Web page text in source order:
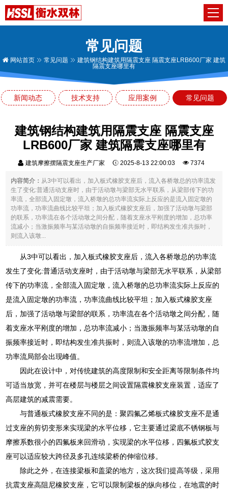
常见问题
网站首页 常见问题
建筑钢结构建筑用隔震支座 隔震支座LRB600厂家 建筑
隔震支座哪里有
新闻动态 技术支持 应用案例 常见问题
建筑钢结构建筑用隔震支座 隔震支座
LRB600厂家 建筑隔震支座哪里有
建筑摩擦摆隔震支座生产厂家 2025-8-13 22:00:03 7374
内容简介： 从3中可以看出，加入板式橡胶支座后，流入各桥墩总的功率流发
生了变化:普通活动支座时，由于活动墩与梁部无水平联系，从梁部传下的功
率流，全部流入固定墩，流入桥墩的总功率流实际上反应的是流入固定墩的
功率流，功率流曲线比较平坦；加入板式橡胶支座后，加强了活动墩与梁部
的联系，功率流在各个活动墩之间分配，随着支座水平刚度的增加，总功率
流减小；当激振频率与某活动墩的自振频率接近时，即结构发生准共振时，
则流入该墩...
从3中可以看出，加入板式橡胶支座后，流入各桥墩总的功率流
发生了变化:普通活动支座时，由于活动墩与梁部无水平联系，从梁部
传下的功率流，全部流入固定墩，流入桥墩的总功率流实际上反应的
是流入固定墩的功率流，功率流曲线比较平坦；加入板式橡胶支座
后，加强了活动墩与梁部的联系，功率流在各个活动墩之间分配，随
着支座水平刚度的增加，总功率流减小；当激振频率与某活动墩的自
振频率接近时，即结构发生准共振时，则流入该墩的功率流增加，总
功率流局部会出现峰值。
因此在设计中，对传统建筑的高度限制和安全距离等限制条件均
可适当放宽，并可在楼层与楼层之间设置隔震橡胶支座装置，适应了
高层建筑的减震需要。
与普通板式橡胶支座不同的是：聚四氟乙烯板式橡胶支座不是通
过支座的剪切变形来实现梁的水平位移，它主要通过梁底不锈钢板与
摩擦系数很小的四氟板来回滑动，实现梁的水平位移，四氟板式胶支
座可以适应较大跨径及多孔连续梁桥的伸缩位移。
除此之外，在连接梁板和盖梁的地方，这次我们提高等级，采用
抗震支座高阻尼橡胶支座，它可以限制梁板的纵向移位，在地震的时